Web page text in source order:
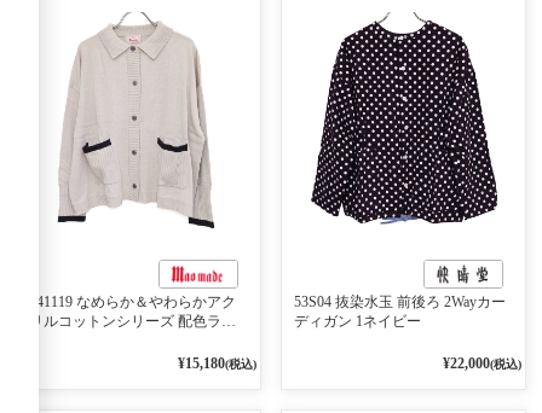
541119 なめらか＆やわらかアク
リルコットンシリーズ 配色ライ
ン 10ベージュ×ネイビー¥15,180(税込)
53S04 抜染水玉 前後ろ 2Wayカー
ディガン 1ネイビー
¥22,000(税込)